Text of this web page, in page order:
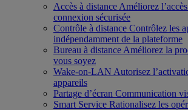
Accès à distance Améliorez
connexion sécurisée
Contrôle à distance Contrôlez les
indépendamment de la plateforme
Bureau à distance Améliorez la
vous soyez
Wake-on-LAN Autorisez
appareils
Partage d’écran Communication
Smart Service Rationalisez les